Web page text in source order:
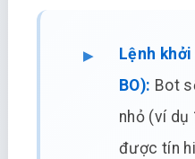
Lệnh khởi
BO): Bot
nhỏ (ví dụ
được tín